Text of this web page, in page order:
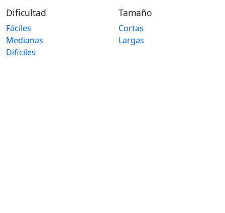
Dificultad
Fáciles
Medianas
Dificiles
Tamaño
Cortas
Largas